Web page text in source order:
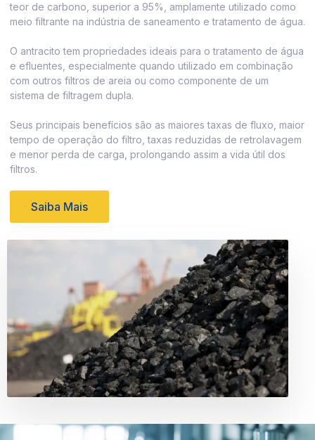
teor de carbono, superior a 95%, amplamente utilizado como
meio filtrante na indústria de saneamento e tratamento de água.
O antracito tem propriedades ideais para o tratamento de água
e efluentes, especialmente quando utilizado em combinação
com outros filtros de areia ou como componente de um
sistema de filtragem dupla.
Seus principais benefícios são as maiores taxas de fluxo, maior
tempo de operação do filtro, taxas reduzidas de retrolavagem
e menor perda de carga, prolongando assim a vida útil dos
filtros.
Saiba Mais